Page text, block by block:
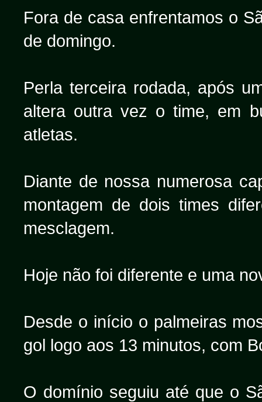
Fora de casa enfrentamos o
de domingo.
Perla terceira rodada, após
altera outra vez o time, em
atletas.
Diante de nossa numerosa
montagem de dois times
mesclagem.
Hoje não foi diferente e uma
Desde o início o palmeiras
gol logo aos 13 minutos, com
O domínio seguiu até que o